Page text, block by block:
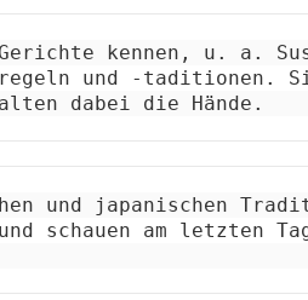
kennen, u. a.
und -taditionen.
dabei die Hände.
und japanischen
am letzten Tag